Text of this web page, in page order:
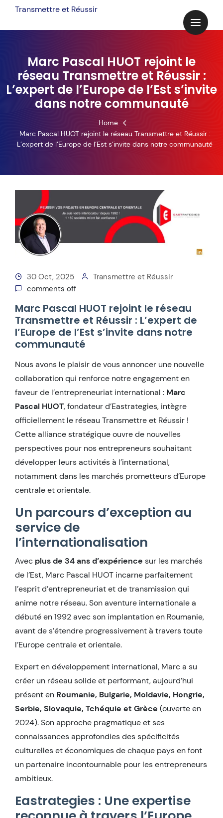
content
Transmettre et Réussir
Marc Pascal HUOT rejoint le
réseau Transmettre et Réussir :
L’expert de l’Europe de l’Est s’invite
dans notre communauté
Home
Marc Pascal HUOT rejoint le réseau Transmettre et Réussir :
L’expert de l’Europe de l’Est s’invite dans notre communauté
30 Oct, 2025
Transmettre et Réussir
comments off
Marc Pascal HUOT rejoint le réseau
Transmettre et Réussir : L’expert de
l’Europe de l’Est s’invite dans notre
communauté
Nous avons le plaisir de vous annoncer une nouvelle
collaboration qui renforce notre engagement en
faveur de l’entrepreneuriat international : Marc
Pascal HUOT, fondateur d’Eastrategies, intègre
officiellement le réseau Transmettre et Réussir !
Cette alliance stratégique ouvre de nouvelles
perspectives pour nos entrepreneurs souhaitant
développer leurs activités à l’international,
notamment dans les marchés prometteurs d’Europe
centrale et orientale.
Un parcours d’exception au
service de
l’internationalisation
Avec plus de 34 ans d’expérience sur les marchés
de l’Est, Marc Pascal HUOT incarne parfaitement
l’esprit d’entrepreneuriat et de transmission qui
anime notre réseau. Son aventure internationale a
débuté en 1992 avec son implantation en Roumanie,
avant de s’étendre progressivement à travers toute
l’Europe centrale et orientale.
Expert en développement international, Marc a su
créer un réseau solide et performant, aujourd’hui
présent en Roumanie, Bulgarie, Moldavie, Hongrie,
Serbie, Slovaquie, Tchéquie et Grèce (ouverte en
2024). Son approche pragmatique et ses
connaissances approfondies des spécificités
culturelles et économiques de chaque pays en font
un partenaire incontournable pour les entrepreneurs
ambitieux.
Eastrategies : Une expertise